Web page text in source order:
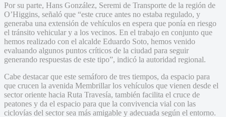
Por su parte, Hans González, Seremi de Transporte de la región de
O’Higgins, señaló que “este cruce antes no estaba regulado, y
generaba una extensión de vehículos en espera que ponía en riesgo
el tránsito vehicular y a los vecinos. En el trabajo en conjunto que
hemos realizado con el alcalde Eduardo Soto, hemos venido
evaluando algunos puntos críticos de la ciudad para seguir
generando respuestas de este tipo”, indicó la autoridad regional.
Cabe destacar que este semáforo de tres tiempos, da espacio para
que crucen la avenida Membrillar los vehículos que vienen desde el
sector oriente hacia Ruta Travesía, también facilita el cruce de
peatones y da el espacio para que la convivencia vial con las
ciclovías del sector sea más amigable y adecuada según el entorno.